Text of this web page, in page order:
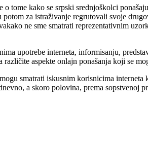
tome kako se srpski srednjoškolci
za istraživanje regrutovali svoje
ne sme smatrati reprezentativnim
upotrebe interneta, informisanju,
aspekte onlajn ponašanja koji se
smatrati iskusnim korisnicima
a skoro polovina, prema sopstvenoj